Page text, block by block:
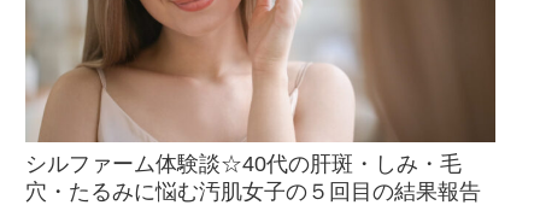
シルファーム体験談☆40代の肝斑・しみ・毛
穴・たるみに悩む汚肌女子の５回目の結果報告